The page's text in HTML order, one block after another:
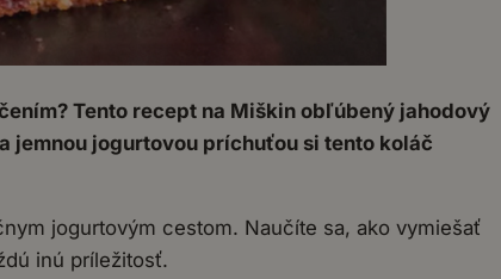
Tento recept na Miškin obľúbený jahodový
jemnou jogurtovou príchuťou si tento koláč
jogurtovým cestom. Naučíte sa, ako vymiešať
inú príležitosť.